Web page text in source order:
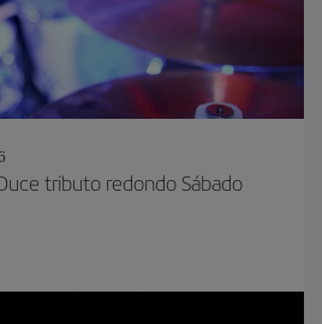
tributo redondo Sábado